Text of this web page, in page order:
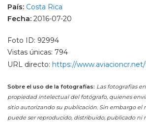
País: Costa Rica
Fecha: 2016-07-20
Foto ID: 92994
Vistas únicas: 794
URL directo: https://
Sobre el uso de la fotografías: Las fotografías
propiedad intelectual del fotógrafo, quienes
sitio autorizando su publicación. Sin embargo el
puede ser reproducido, distribuido, publicado ni